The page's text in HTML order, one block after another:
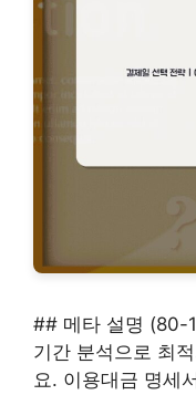
## 메타 설명 (80-
기간 분석으로 최
요. 이용대금 명세